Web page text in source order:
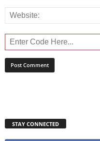
STAY CONNECTED